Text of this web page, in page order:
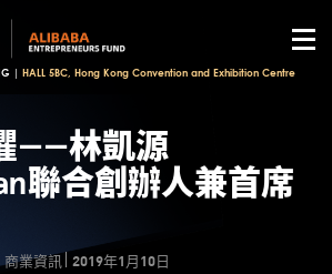
| HALL 5BC, Hong Kong Convention and Exhibition Centre
——林凱源
聯合創辦人兼首席
商業資訊 2019年1月10日